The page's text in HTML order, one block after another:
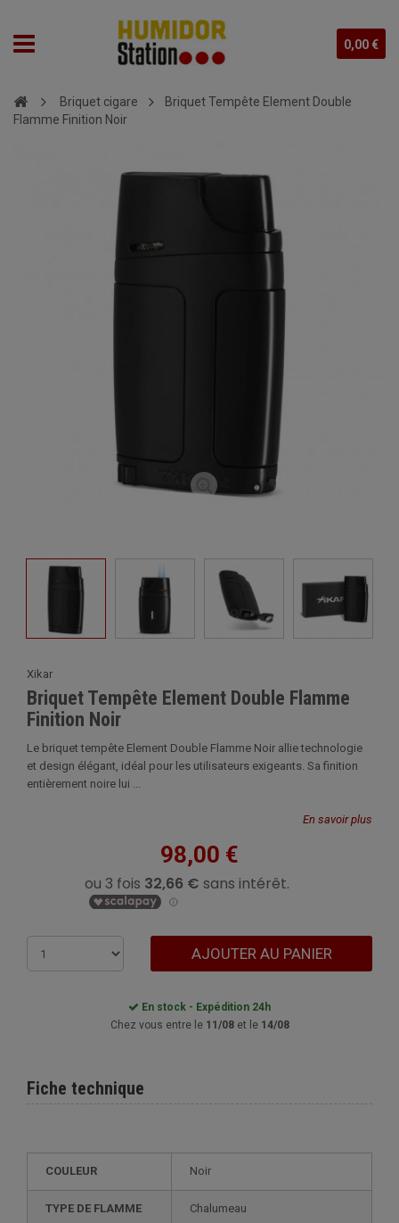
0,00 €
Briquet cigare
Briquet Tempête Element Double
Flamme Finition Noir
Xikar
Briquet Tempête Element Double Flamme
Finition Noir
Le briquet tempête Element Double Flamme Noir allie technologie
et design élégant, idéal pour les utilisateurs exigeants. Sa finition
entièrement noire lui ...
En savoir plus
98,00 €
AJOUTER AU PANIER
En stock - Expédition 24h
Chez vous entre le 11/08et le 14/08
Fiche technique
COULEUR Noir
TYPE DE FLAMME Chalumeau